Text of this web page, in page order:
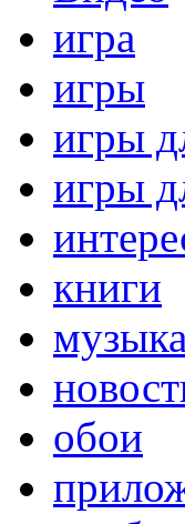
игра
игры
игры
игры
книги
музыка
обои